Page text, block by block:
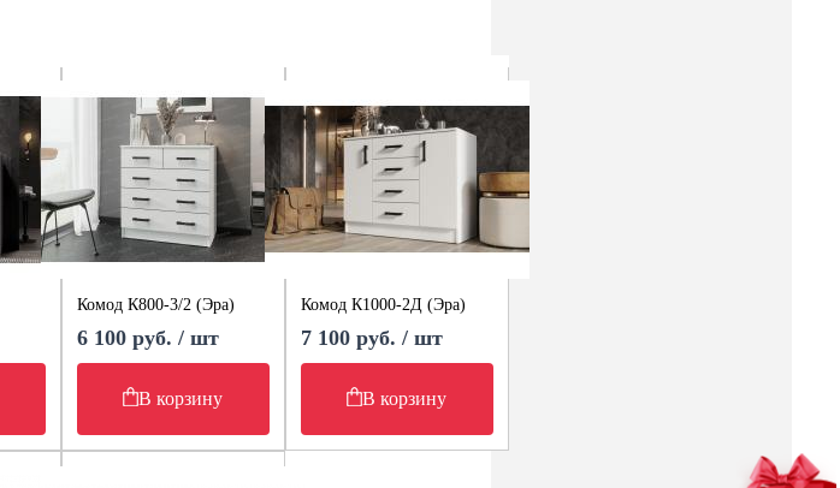
Комод К800-3/2 (Эра)
6 100 руб. / шт
В корзину
Комод К1000-2Д (Эра)
7 100 руб. / шт
В корзину